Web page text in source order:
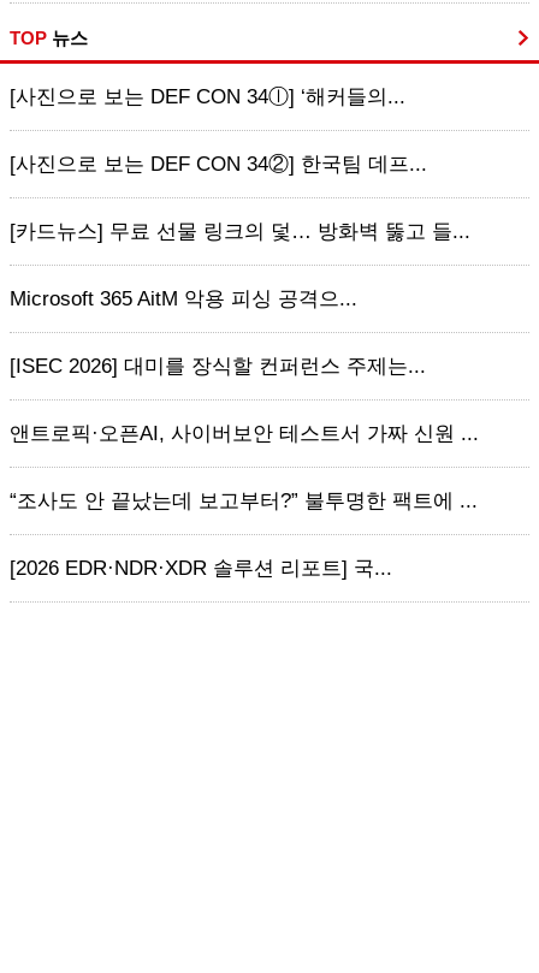
TOP 뉴스
[사진으로 보는 DEF CON 34ⓛ] ‘해커들의...
[사진으로 보는 DEF CON 34②] 한국팀 데프...
[카드뉴스] 무료 선물 링크의 덫… 방화벽 뚫고 들...
Microsoft 365 AitM 악용 피싱 공격으...
[ISEC 2026] 대미를 장식할 컨퍼런스 주제는...
앤트로픽·오픈AI, 사이버보안 테스트서 가짜 신원 ...
“조사도 안 끝났는데 보고부터?” 불투명한 팩트에 ...
[2026 EDR·NDR·XDR 솔루션 리포트] 국...